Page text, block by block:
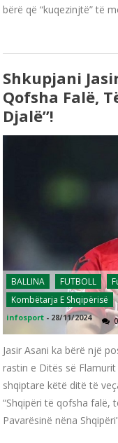
bërë që “kuqezinjtë” të
Shkupjani
Qofsha Falë,
Djalë”!
BALLINA FUTBOLL
Kombëtarja E Shqipërisë
infosport - 28/11/2024
Jasir Asani ka bërë një
rastin e Ditës së
shqiptare këtë ditë të
“Shqipëri të qofsha falë,
Pavarësinë nëna